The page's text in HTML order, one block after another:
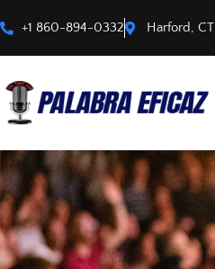
+1 860-894-0332 Harford, CT